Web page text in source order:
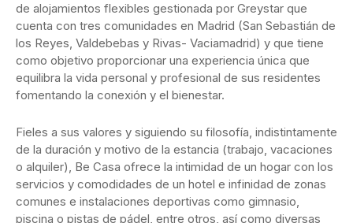
de alojamientos flexibles gestionada por Greystar que
cuenta con tres comunidades en Madrid (San Sebastián de
los Reyes, Valdebebas y Rivas- Vaciamadrid) y que tiene
como objetivo proporcionar una experiencia única que
equilibra la vida personal y profesional de sus residentes
fomentando la conexión y el bienestar.
Fieles a sus valores y siguiendo su filosofía, indistintamente
de la duración y motivo de la estancia (trabajo, vacaciones
o alquiler), Be Casa ofrece la intimidad de un hogar con los
servicios y comodidades de un hotel e infinidad de zonas
comunes e instalaciones deportivas como gimnasio,
piscina o pistas de pádel, entre otros, así como diversas